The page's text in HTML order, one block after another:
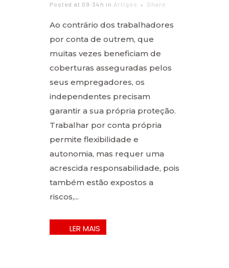
Posted at 09:34h in Artigos Share
Ao contrário dos trabalhadores
por conta de outrem, que
muitas vezes beneficiam de
coberturas asseguradas pelos
seus empregadores, os
independentes precisam
garantir a sua própria proteção.
Trabalhar por conta própria
permite flexibilidade e
autonomia, mas requer uma
acrescida responsabilidade, pois
também estão expostos a
riscos,...